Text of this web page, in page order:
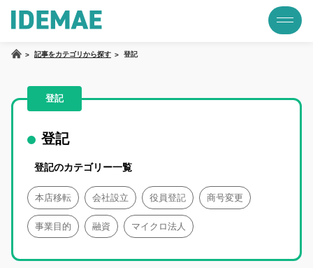
記事をカテゴリから探す 登記
登記
登記
登記のカテゴリー一覧
本店移転 会社設立 役員登記 商号変更
事業目的 融資 マイクロ法人